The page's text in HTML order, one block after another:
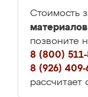
Стоимость
материалов
позвоните
8 (800) 511-
8 (926) 409-
рассчитает